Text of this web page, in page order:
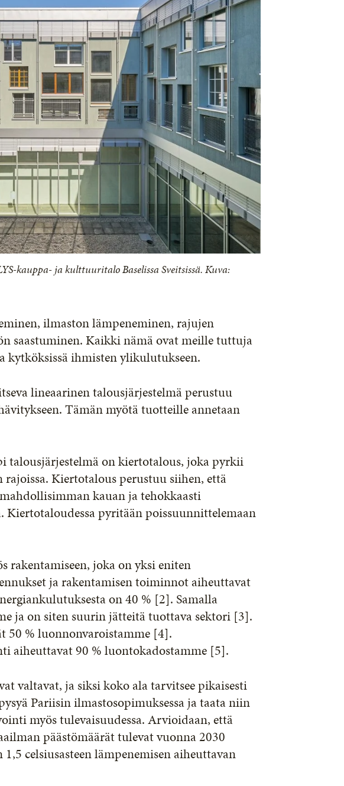
kauppa- ja kulttuuritalo Baselissa Sveitsissä. Kuva:
ilmaston lämpeneminen, rajujen
saastuminen. Kaikki nämä ovat meille tuttuja
ihmisten ylikulutukseen.
lineaarinen talousjärjestelmä perustuu
Tämän myötä tuotteille annetaan
talousjärjestelmä on kiertotalous, joka pyrkii
Kiertotalous perustuu siihen, että
kauan ja tehokkaasti
pyritään poissuunnittelemaan
rakentamiseen, joka on yksi eniten
ja rakentamisen toiminnot aiheuttavat
on 40 % [2]. Samalla
ja on siten suurin jätteitä tuottava sektori [3].
50 % luonnonvaroistamme [4].
aiheuttavat 90 % luontokadostamme [5].
valtavat, ja siksi koko ala tarvitsee pikaisesti
Pariisin ilmastosopimuksessa ja taata niin
myös tulevaisuudessa. Arvioidaan, että
päästömäärät tulevat vuonna 2030
celsiusasteen lämpenemisen aiheuttavan